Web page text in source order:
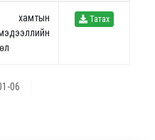
Татах
06